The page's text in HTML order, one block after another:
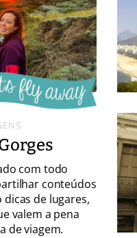
com todo
conteúdos
de lugares,
valem a pena
de viagem.